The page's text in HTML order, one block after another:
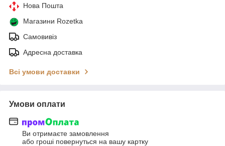
Нова Пошта
Магазини Rozetka
Самовивіз
Адресна доставка
Всі умови доставки
Умови оплати
Ви отримаєте замовлення
або гроші повернуться на вашу картку